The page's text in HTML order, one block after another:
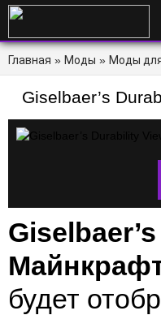
Главная » Моды » Моды
Giselbaer’s
будет